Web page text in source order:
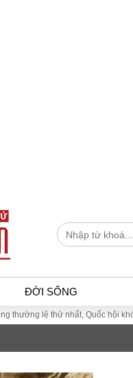
ĐỜI SỐNG
thứ nhất, Quốc hội khóa XVI